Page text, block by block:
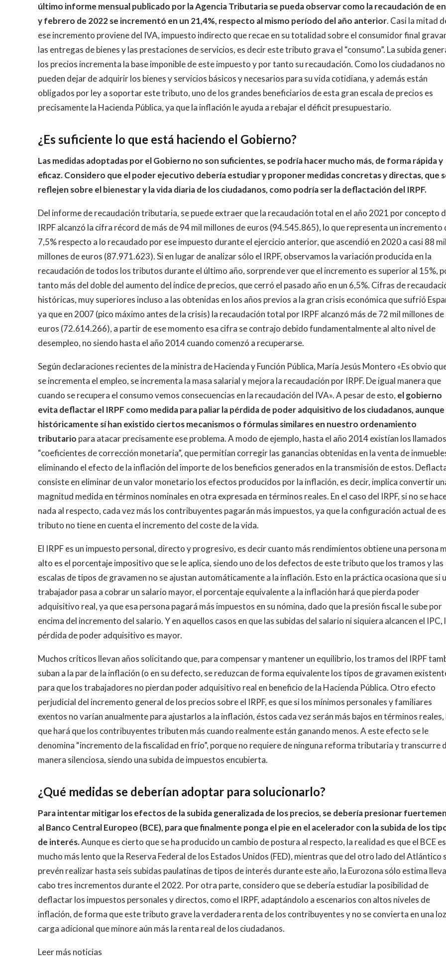
último informe mensual publicado por la Agencia Tributaria se pueda observar como la recaudación de
y febrero de 2022 se incrementó en un 21,4%, respecto al mismo período del año anterior. Casi la mitad
ese incremento proviene del IVA, impuesto indirecto que recae en su totalidad sobre el consumidor final
las entregas de bienes y las prestaciones de servicios, es decir este tributo grava el “consumo”. La subida
los precios incrementa la base imponible de este impuesto y por tanto su recaudación. Como los ciudadanos no
pueden dejar de adquirir los bienes y servicios básicos y necesarios para su vida cotidiana, y además están
obligados por ley a soportar este tributo, uno de los grandes beneficiarios de esta gran escala de precios es
precisamente la Hacienda Pública, ya que la inflación le ayuda a rebajar el déficit presupuestario.
¿Es suficiente lo que está haciendo el Gobierno?
Las medidas adoptadas por el Gobierno no son suficientes, se podría hacer mucho más, de forma rápida y
eficaz. Considero que el poder ejecutivo debería estudiar y proponer medidas concretas y directas, que
reflejen sobre el bienestar y la vida diaria de los ciudadanos, como podría ser la deflactación del IRPF.
Del informe de recaudación tributaria, se puede extraer que la recaudación total en el año 2021 por concepto
IRPF alcanzó la cifra récord de más de 94 mil millones de euros (94.545.865), lo que representa un incremento
7,5% respecto a lo recaudado por ese impuesto durante el ejercicio anterior, que ascendió en 2020 a casi 88 mil
millones de euros (87.971.623). Si en lugar de analizar sólo el IRPF, observamos la variación producida en la
recaudación de todos los tributos durante el último año, sorprende ver que el incremento es superior al 15%,
tanto más del doble del aumento del índice de precios, que cerró el pasado año en un 6,5%. Cifras de
históricas, muy superiores incluso a las obtenidas en los años previos a la gran crisis económica que sufrió
ya que en 2007 (pico máximo antes de la crisis) la recaudación total por IRPF alcanzó más de 72 mil millones de
euros (72.614.266), a partir de ese momento esa cifra se contrajo debido fundamentalmente al alto nivel de
desempleo, no siendo hasta el año 2014 cuando comenzó a recuperarse.
Según declaraciones recientes de la ministra de Hacienda y Función Pública, María Jesús Montero «Es obvio
se incrementa el empleo, se incrementa la masa salarial y mejora la recaudación por IRPF. De igual manera que
cuando se recupera el consumo vemos consecuencias en la recaudación del IVA». A pesar de esto, el gobierno
evita deflactar el IRPF como medida para paliar la pérdida de poder adquisitivo de los ciudadanos, aunque
históricamente sí han existido ciertos mecanismos o fórmulas similares en nuestro ordenamiento
tributario para atacar precisamente ese problema. A modo de ejemplo, hasta el año 2014 existían los llamados
“coeficientes de corrección monetaria”, que permitían corregir las ganancias obtenidas en la venta de
eliminando el efecto de la inflación del importe de los beneficios generados en la transmisión de estos.
consiste en eliminar de un valor monetario los efectos producidos por la inflación, es decir, implica convertir
magnitud medida en términos nominales en otra expresada en términos reales. En el caso del IRPF, si no se
nada al respecto, cada vez más los contribuyentes pagarán más impuestos, ya que la configuración actual de
tributo no tiene en cuenta el incremento del coste de la vida.
El IRPF es un impuesto personal, directo y progresivo, es decir cuanto más rendimientos obtiene una persona
alto es el porcentaje impositivo que se le aplica, siendo uno de los defectos de este tributo que los tramos y las
escalas de tipos de gravamen no se ajustan automáticamente a la inflación. Esto en la práctica ocasiona que si
trabajador pasa a cobrar un salario mayor, el porcentaje equivalente a la inflación hará que pierda poder
adquisitivo real, ya que esa persona pagará más impuestos en su nómina, dado que la presión fiscal le sube por
encima del incremento del salario. Y en aquellos casos en que las subidas del salario ni siquiera alcancen el IPC,
pérdida de poder adquisitivo es mayor.
Muchos críticos llevan años solicitando que, para compensar y mantener un equilibrio, los tramos del IRPF
suban a la par de la inflación (o en su defecto, se reduzcan de forma equivalente los tipos de gravamen
para que los trabajadores no pierdan poder adquisitivo real en beneficio de la Hacienda Pública. Otro efecto
perjudicial del incremento general de los precios sobre el IRPF, es que si los mínimos personales y familiares
exentos no varían anualmente para ajustarlos a la inflación, éstos cada vez serán más bajos en términos reales,
que hará que los contribuyentes tributen más cuando realmente están ganando menos. A este efecto se le
denomina “incremento de la fiscalidad en frío”, porque no requiere de ninguna reforma tributaria y transcurre
manera silenciosa, siendo una subida de impuestos encubierta.
¿Qué medidas se deberían adoptar para solucionarlo?
Para intentar mitigar los efectos de la subida generalizada de los precios, se debería presionar
al Banco Central Europeo (BCE), para que finalmente ponga el pie en el acelerador con la subida de los
de interés.Aunque es cierto que se ha producido un cambio de postura al respecto, la realidad es que el BCE es
mucho más lento que la Reserva Federal de los Estados Unidos (FED), mientras que del otro lado del Atlántico
prevén realizar hasta seis subidas paulatinas de tipos de interés durante este año, la Eurozona sólo estima
cabo tres incrementos durante el 2022. Por otra parte, considero que se debería estudiar la posibilidad de
deflactar los impuestos personales y directos, como el IRPF, adaptándolo a escenarios con altos niveles de
inflación, de forma que este tributo grave la verdadera renta de los contribuyentes y no se convierta en una
carga adicional que minore aún más la renta real de los ciudadanos.
Leer más noticias